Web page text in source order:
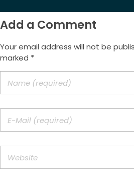
Add a Comment
Your email address will not be
marked *